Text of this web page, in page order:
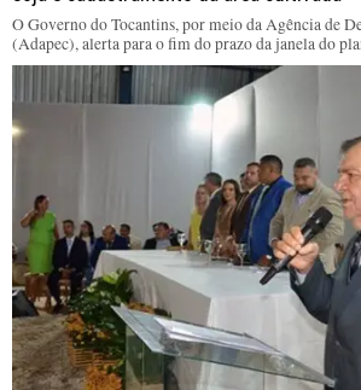
O Governo do Tocantins, por meio da Agência de
(Adapec), alerta para o fim do prazo da janela do